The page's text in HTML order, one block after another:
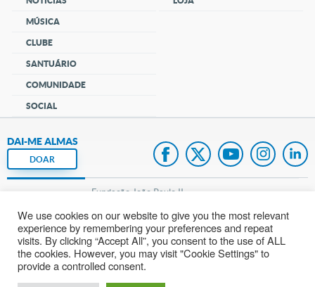
MÚSICA
CLUBE
SANTUÁRIO
COMUNIDADE
SOCIAL
DAI-ME ALMAS
DOAR
Fundação João Paulo II
Pedido de Oração
Mapa do site
We use cookies on our website to give you the most relevant
experience by remembering your preferences and repeat
visits. By clicking “Accept All”, you consent to the use of ALL
the cookies. However, you may visit "Cookie Settings" to
provide a controlled consent.